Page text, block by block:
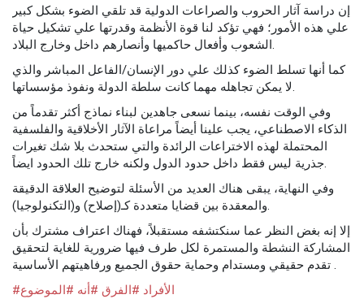
إن دراسة آثار الحروب والصراعات الدولية قد تلقي الضوء بشكل كبير
علي هذه الأمور؛ فهي تؤكد لنا قوة الأنظمة وقدرتها علي تشكيل حياة
الشعوب وأفعال حاكميها وأنصارهم داخل وخارج البلاد.
كما أنها تسلط الضوء كذلك علي دور الإنسان/الفاعل المباشر والذي
لا يمكن تجاهله مهما كانت سلطة الدولة ونفوذ مؤسساتها.
وفي الوقت نفسه، بينما نسعى جاهدين لبناء نماذج أكثر تقدماً من
الذكاء الاصطناعي، يجب علينا أيضاً مراعاة الآثار الأخلاقية والفلسفية
المحتملة لهذه الاختراعات الرائدة والتي ستحدث بلا شك تغيرات
جذرية ليس فقط داخل حدود الدول ولكنه خارج تلك الحدود ايضاً.
وفي النهاية، يبقى هناك العديد من الأسئلة لتوضيح العلاقة الدقيقة
والمعقدة بين قضايا متعددة كـ(إصلاح) و(التكنولوجيا).
إلا إنه بغض النظر عما سنكتشفه مستقبلاً، فهناك اعتراف مشترك بأن
المشاركة النشطة والمستمرة لكل طرف فيها ضرورية للغاية لتحقيق
تقدم حقيقي ومستدام وحماية حقوق الجميع ورفاهيتهم الأساسية .
#الأفراد #الفرق #أنه #الموضوع